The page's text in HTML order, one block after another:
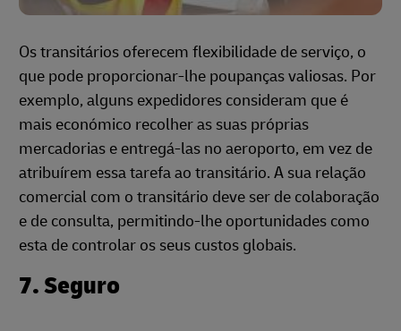
Os transitários oferecem flexibilidade de serviço, o
que pode proporcionar-lhe poupanças valiosas. Por
exemplo, alguns expedidores consideram que é
mais económico recolher as suas próprias
mercadorias e entregá-las no aeroporto, em vez de
atribuírem essa tarefa ao transitário. A sua relação
comercial com o transitário deve ser de colaboração
e de consulta, permitindo-lhe oportunidades como
esta de controlar os seus custos globais.
7. Seguro